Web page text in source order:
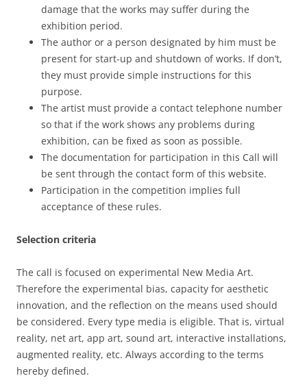
damage that the works may suffer during the
exhibition period.
The author or a person designated by him must be
present for start-up and shutdown of works. If don’t,
they must provide simple instructions for this
purpose.
The artist must provide a contact telephone number
so that if the work shows any problems during
exhibition, can be fixed as soon as possible.
The documentation for participation in this Call will
be sent through the contact form of this website.
Participation in the competition implies full
acceptance of these rules.
Selection criteria
The call is focused on experimental New Media Art.
Therefore the experimental bias, capacity for aesthetic
innovation, and the reflection on the means used should
be considered. Every type media is eligible. That is, virtual
reality, net art, app art, sound art, interactive installations,
augmented reality, etc. Always according to the terms
hereby defined.